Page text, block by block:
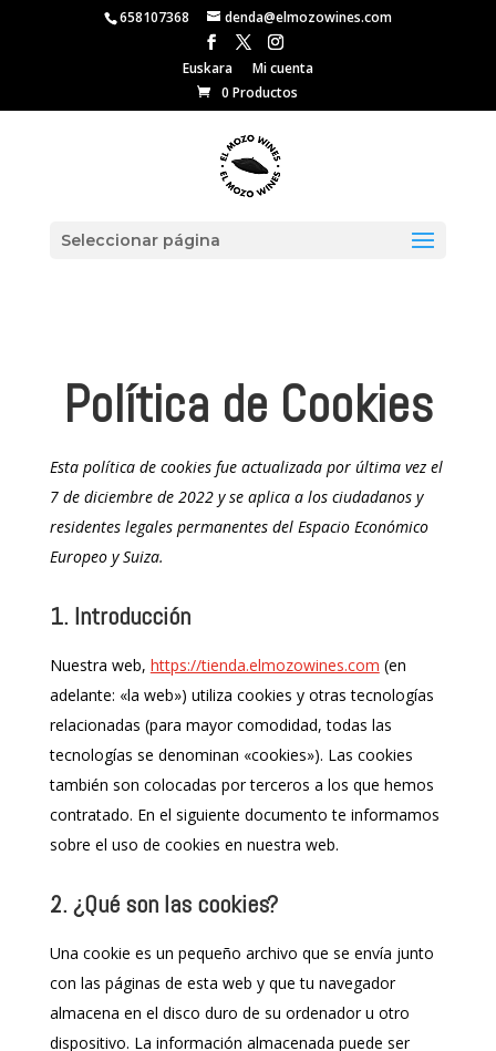
658107368 denda@elmozowines.com
Euskara
Mi cuenta
0 Productos
Seleccionar página
Política de Cookies
Esta política de cookies fue actualizada por última vez el
7 de diciembre de 2022 y se aplica a los ciudadanos y
residentes legales permanentes del Espacio Económico
Europeo y Suiza.
1. Introducción
Nuestra web, https://tienda.elmozowines.com (en
adelante: «la web») utiliza cookies y otras tecnologías
relacionadas (para mayor comodidad, todas las
tecnologías se denominan «cookies»). Las cookies
también son colocadas por terceros a los que hemos
contratado. En el siguiente documento te informamos
sobre el uso de cookies en nuestra web.
2. ¿Qué son las cookies?
Una cookie es un pequeño archivo que se envía junto
con las páginas de esta web y que tu navegador
almacena en el disco duro de su ordenador u otro
dispositivo. La información almacenada puede ser